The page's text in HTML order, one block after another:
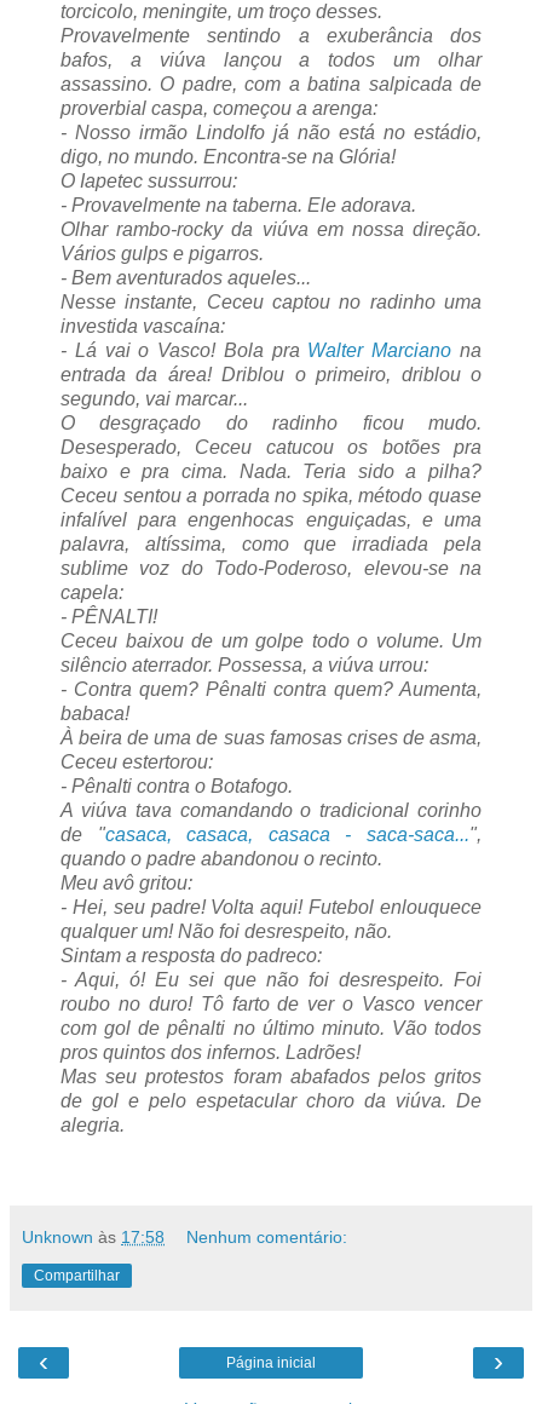
torcicolo, meningite, um troço desses.
Provavelmente sentindo a exuberância dos
bafos, a viúva lançou a todos um olhar
assassino. O padre, com a batina salpicada de
proverbial caspa, começou a arenga:
- Nosso irmão Lindolfo já não está no estádio,
digo, no mundo. Encontra-se na Glória!
O Iapetec sussurrou:
- Provavelmente na taberna. Ele adorava.
Olhar rambo-rocky da viúva em nossa direção.
Vários gulps e pigarros.
- Bem aventurados aqueles...
Nesse instante, Ceceu captou no radinho uma
investida vascaína:
- Lá vai o Vasco! Bola pra Walter Marciano na
entrada da área! Driblou o primeiro, driblou o
segundo, vai marcar...
O desgraçado do radinho ficou mudo.
Desesperado, Ceceu catucou os botões pra
baixo e pra cima. Nada. Teria sido a pilha?
Ceceu sentou a porrada no spika, método quase
infalível para engenhocas enguiçadas, e uma
palavra, altíssima, como que irradiada pela
sublime voz do Todo-Poderoso, elevou-se na
capela:
- PÊNALTI!
Ceceu baixou de um golpe todo o volume. Um
silêncio aterrador. Possessa, a viúva urrou:
- Contra quem? Pênalti contra quem? Aumenta,
babaca!
À beira de uma de suas famosas crises de asma,
Ceceu estertorou:
- Pênalti contra o Botafogo.
A viúva tava comandando o tradicional corinho
de "casaca, casaca, casaca - saca-saca...",
quando o padre abandonou o recinto.
Meu avô gritou:
- Hei, seu padre! Volta aqui! Futebol enlouquece
qualquer um! Não foi desrespeito, não.
Sintam a resposta do padreco:
- Aqui, ó! Eu sei que não foi desrespeito. Foi
roubo no duro! Tô farto de ver o Vasco vencer
com gol de pênalti no último minuto. Vão todos
pros quintos dos infernos. Ladrões!
Mas seu protestos foram abafados pelos gritos
de gol e pelo espetacular choro da viúva. De
alegria.
Unknown às 17:58 Nenhum comentário:
Compartilhar
‹ ›
Página inicial